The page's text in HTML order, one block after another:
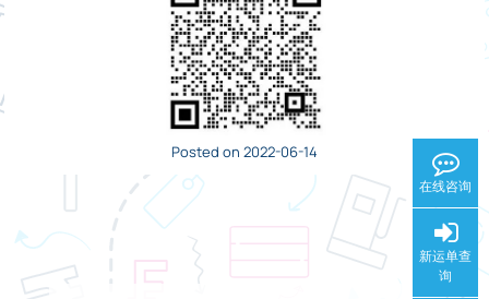
在线咨询
新运单查
询
Posted on 2022-06-14